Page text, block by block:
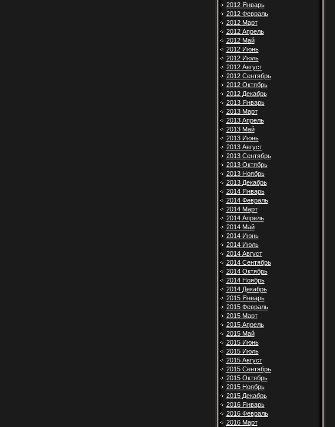
2012 Январь
2012 Февраль
2012 Март
2012 Апрель
2012 Май
2012 Июнь
2012 Июль
2012 Август
2012 Сентябрь
2012 Октябрь
2012 Декабрь
2013 Январь
2013 Март
2013 Апрель
2013 Май
2013 Июнь
2013 Август
2013 Сентябрь
2013 Октябрь
2013 Ноябрь
2013 Декабрь
2014 Январь
2014 Февраль
2014 Март
2014 Апрель
2014 Май
2014 Июнь
2014 Июль
2014 Август
2014 Сентябрь
2014 Октябрь
2014 Ноябрь
2014 Декабрь
2015 Январь
2015 Февраль
2015 Март
2015 Апрель
2015 Май
2015 Июнь
2015 Июль
2015 Август
2015 Сентябрь
2015 Октябрь
2015 Ноябрь
2015 Декабрь
2016 Январь
2016 Февраль
2016 Март